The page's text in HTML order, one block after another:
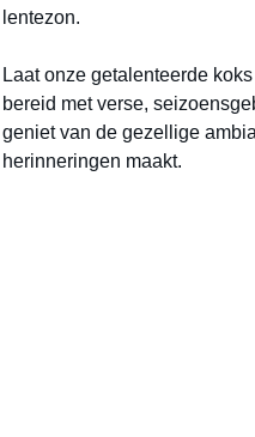
lentezon.
Laat onze getalenteerde
bereid met verse,
geniet van de gezellige
herinneringen maakt.